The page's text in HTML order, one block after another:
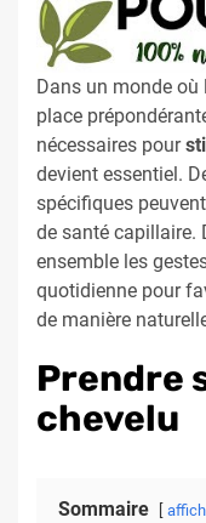
Dans un monde
place
nécessaires pour
devient essentiel.
spécifiques
de santé capillaire.
ensemble les
quotidienne pour
de manière
Prendre
chevelu
Sommaire